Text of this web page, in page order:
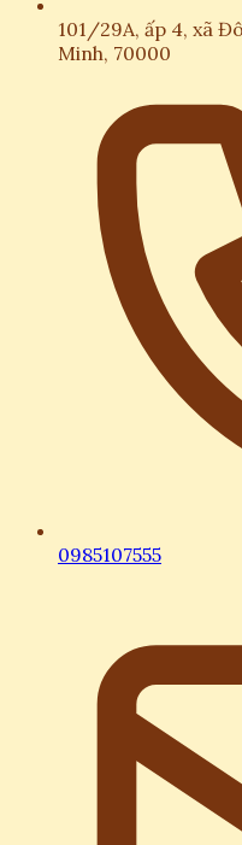
101/29A, ấp 4, xã
Minh, 70000
0985107555